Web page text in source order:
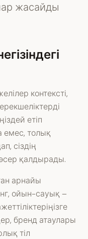
жасайды
контексті,
етіп
емес, толық
сіздің
қалдырады.
арнайы
ойын-сауық –
бренд атаулары
тіл